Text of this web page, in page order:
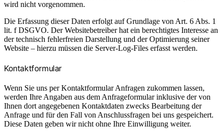
wird nicht vorgenommen.
Die Erfassung dieser Daten erfolgt auf Grundlage von Art. 6 Abs. 1
lit. f DSGVO. Der Websitebetreiber hat ein berechtigtes Interesse an
der technisch fehlerfreien Darstellung und der Optimierung seiner
Website – hierzu müssen die Server-Log-Files erfasst werden.
Kontaktformular
Wenn Sie uns per Kontaktformular Anfragen zukommen lassen,
werden Ihre Angaben aus dem Anfrageformular inklusive der von
Ihnen dort angegebenen Kontaktdaten zwecks Bearbeitung der
Anfrage und für den Fall von Anschlussfragen bei uns gespeichert.
Diese Daten geben wir nicht ohne Ihre Einwilligung weiter.